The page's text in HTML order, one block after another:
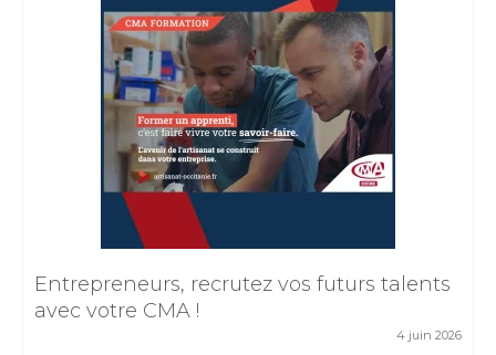
Entrepreneurs, recrutez vos futurs talents
avec votre CMA !
4 juin 2026